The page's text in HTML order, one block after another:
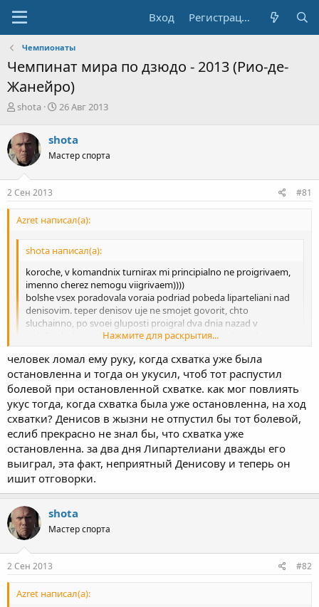
Вход Регистрация
Чемпионаты
Чемпинат мира по дзюдо - 2013 (Рио-де-
Жанейро)
А
т
о
р
т
е
м
shota
Д
а
н
ч
а
26 Авг 2013
shota
Мастер спорта
2 Сен 2013 #81
Azret написал(а):
shota написал(а):
koroche, v komandnix turnirax mi principialno ne proigrivaem,
imenno cherez nemogu viigrivaem))))
bolshe vsex poradovala voraia podriad pobeda liparteliani nad
denisovim. teper denisov uje ne smojet govorit, chto
sluchainno, po svoei gluposti proigral dva dnia nazad v
polufinale. liparteliani vsegda bil vishe klassom, chem denisov i
na poslednei minute pereigrival, kogda lipo uje ot ustalosti
terial kordinaciu. teper, kogda trenerski shtab smog uladit
problemi dixalki u lipartliani, situacia v ix vstrechax izmenilas.
Нажмите для раскрытия...
Шота ты всегда мне нравился объективностью! но щас че то
слишком твоя патриотичность перевешивает!
укусами я тоже многих обыграю там
Нажмите для раскрытия...
человек ломал ему руку, когда схватка уже была
остановленна и тогда он укусил, чтоб тот распустил
болевой при остановленной схватке. как мог повлиять
укус тогда, когда схватка была уже остановленна, на ход
схватки? Денисов в жызни не отпустил бы тот болевой,
еслиб прекрасно не знал бы, что схватка уже
остановленна. за два дня Липартелиани дважды его
выиграл, эта факт, неприятный Денисову и теперь он
ишит отговорки.
shota
Мастер спорта
2 Сен 2013 #82
Azret написал(а):